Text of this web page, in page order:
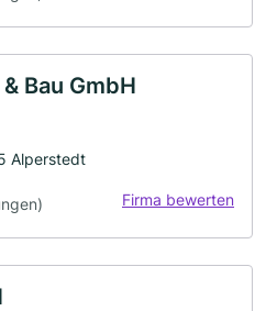
Bau GmbH
Alperstedt
Firma bewerten